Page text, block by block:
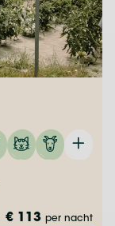
€ 113 per nacht